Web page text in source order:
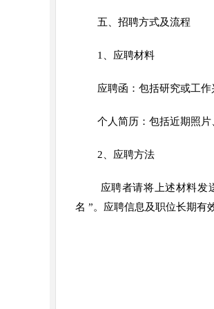
五、招聘方式及流程
1、应聘材料
应聘函：包括研究或工
个人简历：包括近期照
2、应聘方法
应聘者请将上述材料发
名 ”。应聘信息及职位长期有